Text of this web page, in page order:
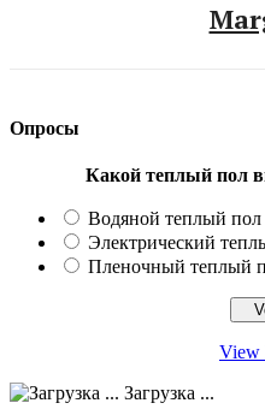
Опросы
Какой теплый пол
Водяной теплый пол
Электрический
Пленочный теплый
View
Загрузка ...